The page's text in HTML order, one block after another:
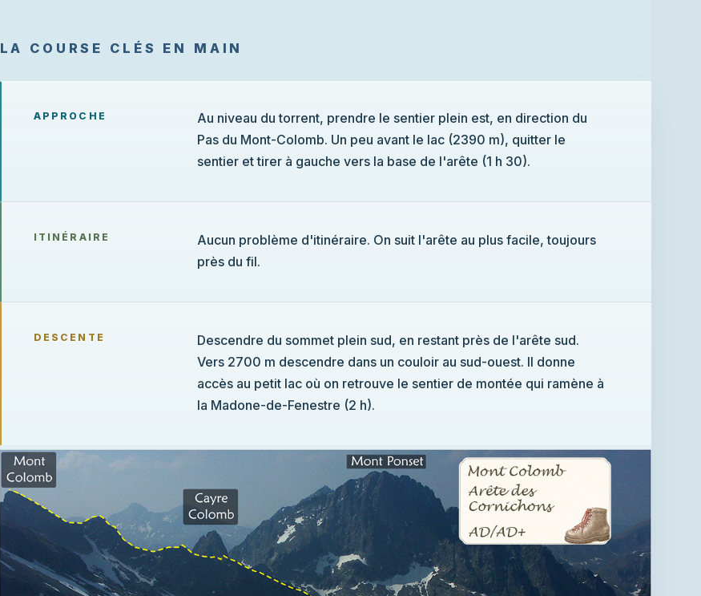
LA COURSE CLÉS EN MAIN
APPROCHE
Au niveau du torrent, prendre le sentier plein est, en direction du
Pas du Mont-Colomb. Un peu avant le lac (2390 m), quitter le
sentier et tirer à gauche vers la base de l'arête (1 h 30).
ITINÉRAIRE
Aucun problème d'itinéraire. On suit l'arête au plus facile, toujours
près du fil.
DESCENTE
Descendre du sommet plein sud, en restant près de l'arête sud.
Vers 2700 m descendre dans un couloir au sud-ouest. Il donne
accès au petit lac où on retrouve le sentier de montée qui ramène à
la Madone-de-Fenestre (2 h).